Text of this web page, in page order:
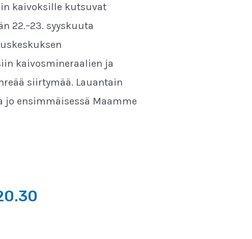
kaivoksille kutsuvat
22.–23. syyskuuta
kaivosmineraalien ja
siirtymää. Lauantain
ensimmäisessä Maamme